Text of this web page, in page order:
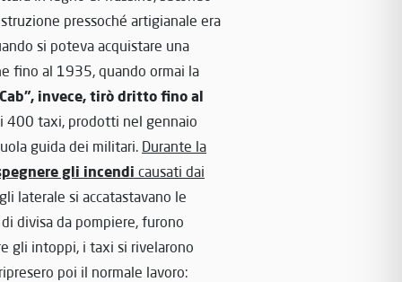
pressoché artigianale era
si poteva acquistare una
fino al 1935, quando ormai la
invece, tirò dritto fino al
400 taxi, prodotti nel gennaio
guida dei militari. Durante la
gli incendi causati dai
laterale si accatastavano le
divisa da pompiere, furono
gli intoppi, i taxi si rivelarono
poi il normale lavoro: